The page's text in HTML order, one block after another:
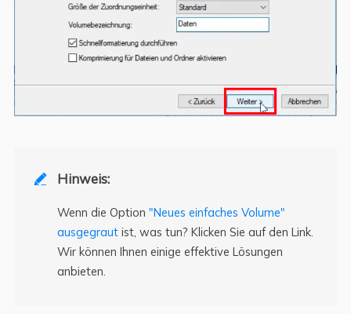
 Hinweis:
Wenn die Option "Neues einfaches Volume"
ausgegrautist, was tun? Klicken Sie auf den Link.
Wir können Ihnen einige effektive Lösungen
anbieten.